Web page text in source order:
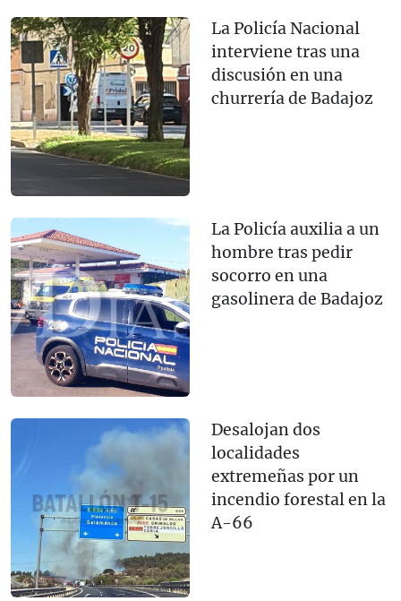
La Policía Nacional
interviene tras una
discusión en una
churrería de Badajoz
La Policía auxilia a un
hombre tras pedir
socorro en una
gasolinera de Badajoz
Desalojan dos
localidades
extremeñas por un
incendio forestal en la
A-66